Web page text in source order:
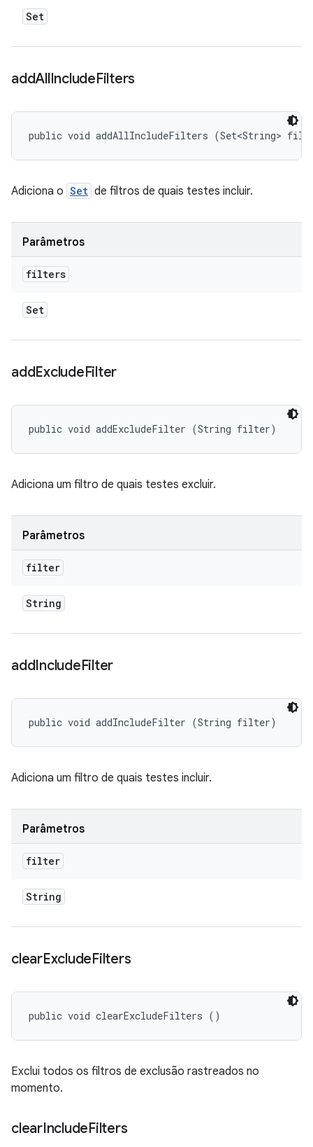
Set
addAllIncludeFilters
public void addAllIncludeFilters (Set<String>
Adiciona o Set de filtros de quais testes incluir.
Parâmetros
filters
Set
addExcludeFilter
public void addExcludeFilter (String filter)
Adiciona um filtro de quais testes excluir.
Parâmetros
filter
String
addIncludeFilter
public void addIncludeFilter (String filter)
Adiciona um filtro de quais testes incluir.
Parâmetros
filter
String
clearExcludeFilters
public void clearExcludeFilters ()
Exclui todos os filtros de exclusão rastreados no
momento.
clearIncludeFilters